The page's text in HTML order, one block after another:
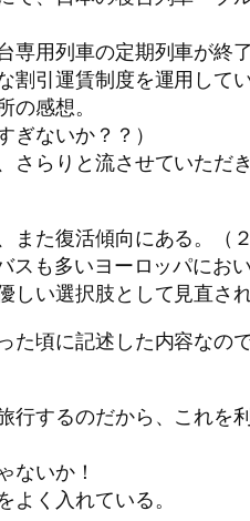
専用列車の定期列車が終
割引運賃制度を運用して
感想。
ぎないか？？）
さらりと流させていただき
た復活傾向にある。（
スも多いヨーロッパにお
い選択肢として見直され
た頃に記述した内容なの
行するのだから、これを
ないか！
よく入れている。